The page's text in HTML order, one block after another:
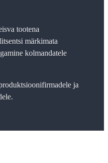
tootena
märkimata
kolmandatele
ja